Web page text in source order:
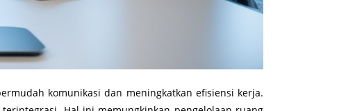
komunikasi dan meningkatkan efisiensi kerja.